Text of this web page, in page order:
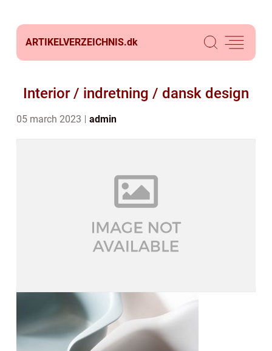
ARTIKELVERZEICHNIS.dk
Interior / indretning / dansk design
05 march 2023 admin